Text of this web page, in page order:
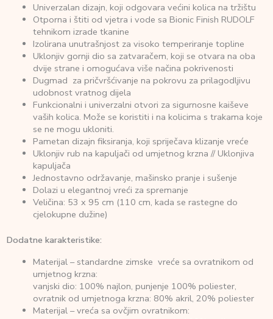
Univerzalan dizajn, koji odgovara većini kolica na tržištu
Otporna i štiti od vjetra i vode sa Bionic Finish RUDOLF
tehnikom izrade tkanine
Izolirana unutrašnjost za visoko temperiranje topline
Uklonjiv gornji dio sa zatvaračem, koji se otvara na oba
dvije strane i omogućava više načina pokrivenosti
Dugmad za pričvršćivanje na pokrovu za prilagodljivu
udobnost vratnog dijela
Funkcionalni i univerzalni otvori za sigurnosne kaiševe
vaših kolica. Može se koristiti i na kolicima s trakama koje
se ne mogu ukloniti.
Pametan dizajn fiksiranja, koji spriječava klizanje vreće
Uklonjiv rub na kapuljači od umjetnog krzna // Uklonjiva
kapuljača
Jednostavno održavanje, mašinsko pranje i sušenje
Dolazi u elegantnoj vreći za spremanje
Veličina: 53 x 95 cm (110 cm, kada se rastegne do
cjelokupne dužine)
Dodatne karakteristike:
Materijal – standardne zimske vreće sa ovratnikom od
umjetnog krzna:
vanjski dio: 100% najlon, punjenje 100% poliester,
ovratnik od umjetnoga krzna: 80% akril, 20% poliester
Materijal – vreća sa ovčjim ovratnikom: